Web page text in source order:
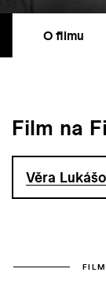
O filmu
Film na
Věra